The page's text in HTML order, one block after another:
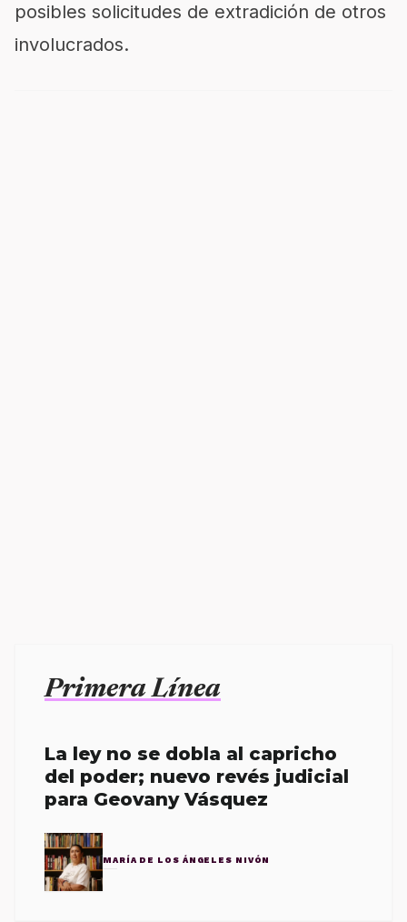
posibles solicitudes de extradición de otros
involucrados.
Primera Línea
La ley no se dobla al capricho
del poder; nuevo revés judicial
para Geovany Vásquez
MARÍA DE LOS ÁNGELES NIVÓN